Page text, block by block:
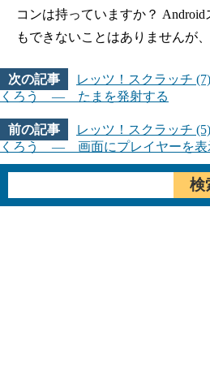
コンは持っていますか？
もできないことはありませんが
レッツ！スクラッチ
くろう ― たまを発射する
レッツ！スクラッチ
くろう ― 画面にプレイヤーを表